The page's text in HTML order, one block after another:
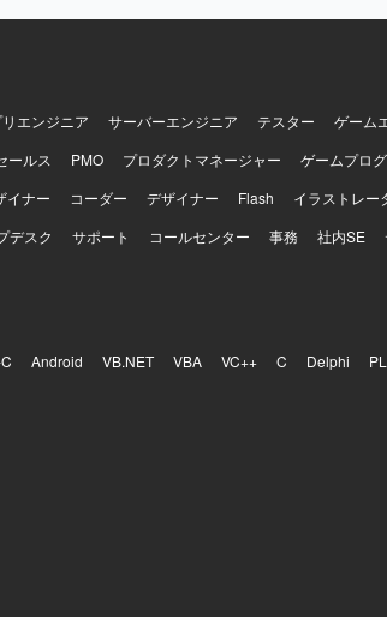
エンジニア サーバーエンジニア テスター ゲーム
ールス PMO プロダクトマネージャー ゲームプロ
イナー コーダー デザイナー Flash イラストレー
デスク サポート コールセンター 事務 社内SE
Android VB.NET VBA VC++ C Delphi